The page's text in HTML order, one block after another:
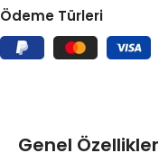
Ödeme Türleri
Genel Özellikler